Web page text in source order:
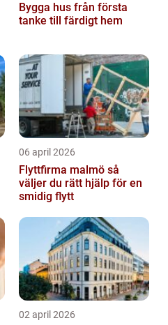
Bygga hus från första
tanke till färdigt hem
06 april 2026
Flyttfirma malmö så
väljer du rätt hjälp för en
smidig flytt
02 april 2026